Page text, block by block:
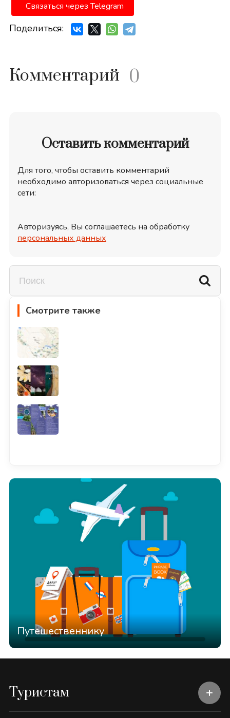
Связаться через Telegram
Поделиться:
Комментарий 0
Оставить комментарий
Для того, чтобы оставить комментарий
необходимо авторизоваться через социальные
сети:
Авторизуясь, Вы соглашаетесь на обработку
персональных данных
Смотрите также
Путешественнику
Туристам